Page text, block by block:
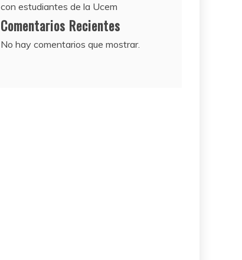
con estudiantes de la Ucem
Comentarios Recientes
No hay comentarios que mostrar.